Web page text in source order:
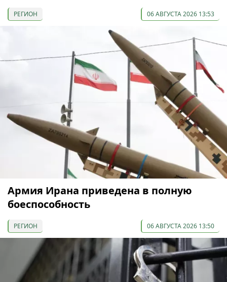
РЕГИОН 06 АВГУСТА 2026 13:53
Армия Ирана приведена в полную
боеспособность
РЕГИОН 06 АВГУСТА 2026 13:50